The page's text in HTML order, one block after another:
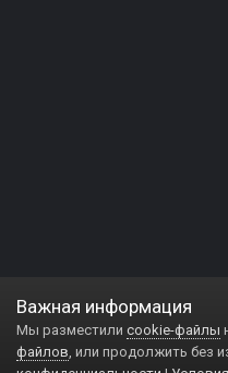
Важная информация
Мы разместили cookie-файлы
файлов, или продолжить без